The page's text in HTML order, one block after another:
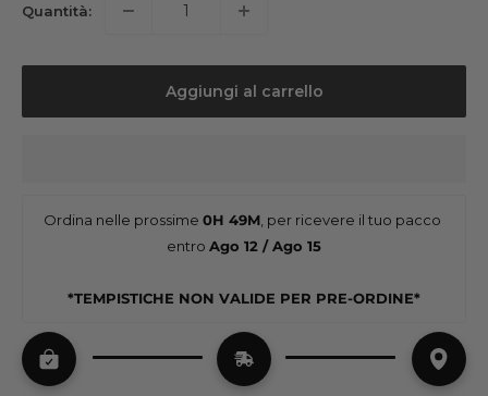
Quantità:
Aggiungi al carrello
Ordina nelle prossime 0H 49M , per ricevere il tuo pacco
entro Ago 12 / Ago 15
*TEMPISTICHE NON VALIDE PER PRE-ORDINE*